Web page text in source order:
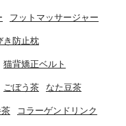
フットマッサージャー
き防止枕
猫背矯正ベルト
ごぼう茶 なた豆茶
コラーゲンドリンク